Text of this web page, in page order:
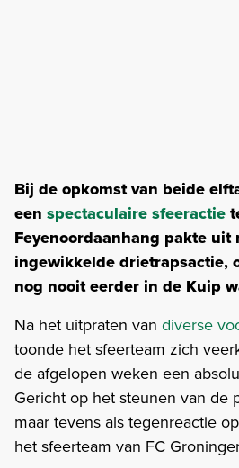
Bij de opkomst van beide
een spectaculaire sfeeractie
Feyenoordaanhang pakte uit
ingewikkelde drietrapsactie,
nog nooit eerder in de Kuip
Na het uitpraten van diverse
toonde het sfeerteam zich
de afgelopen weken een
Gericht op het steunen van de
maar tevens als tegenreactie
het sfeerteam van FC